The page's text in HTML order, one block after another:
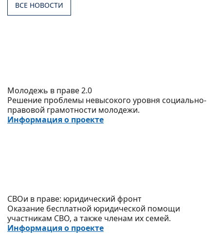
ВСЕ НОВОСТИ
Молодежь в праве 2.0
Решение проблемы невысокого уровня социально-
правовой грамотности молодежи.
Информация о проекте
СВОи в праве: юридический фронт
Оказание бесплатной юридической помощи
участникам СВО, а также членам их семей.
Информация о проекте